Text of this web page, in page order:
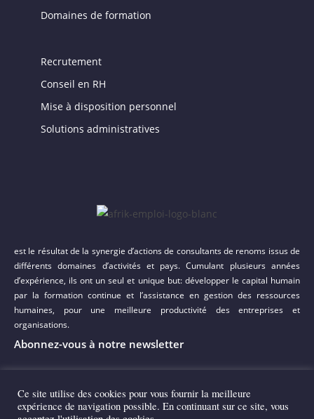
Domaines de formation
Recrutement
Conseil en RH
Mise à disposition personnel
Solutions administratives
est le résultat de la synergie d’actions de consultants de renoms issus de
différents domaines d’activités et pays. Cumulant plusieurs années
d’expérience, ils ont un seul et unique but: développer le capital humain
par la formation continue et l’assistance en gestion des ressources
humaines, pour une meilleure productivité des entreprises et
organisations.
Abonnez-vous à notre newsletter
Ce site utilise des cookies pour vous fournir la meilleure
expérience de navigation possible. En continuant sur ce site, vous